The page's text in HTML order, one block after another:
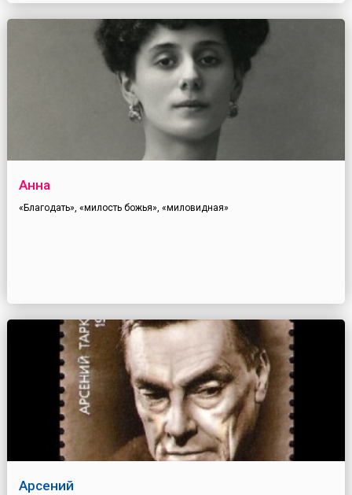
Анна
«Благодать», «милость божья», «миловидная»
Арсений